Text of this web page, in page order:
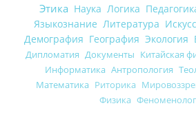
Этика Наука Логика
Языкознание Литература
Демография География Экология
Дипломатия Документы Китайская
Информатика Антропология
Математика Риторика
Физика